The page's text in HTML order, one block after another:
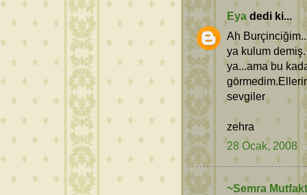
Eya dedi ki...
Ah
ya kulum
ya...ama bu
sevgiler
zehra
28 Ocak, 2008
~Semra